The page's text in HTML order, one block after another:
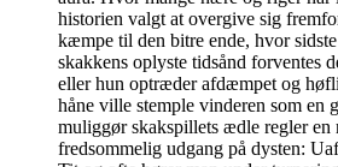
historien valgt at overgive sig
kæmpe til den bitre ende, hvor
skakkens oplyste tidsånd forventes
eller hun optræder afdæmpet og
håne ville stemple vinderen som en
muliggør skakspillets ædle regler
fredsommelig udgang på dysten: